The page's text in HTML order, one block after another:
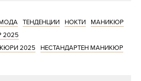
ТЕНДЕНЦИИ НОКТИ
МАНИКЮР
2025
НЕСТАНДАРТЕН МАНИКЮР